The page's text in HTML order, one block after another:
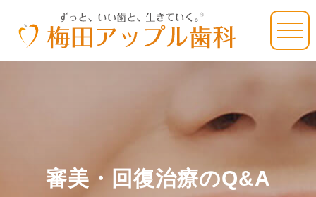
審美・回復治療のQ&A